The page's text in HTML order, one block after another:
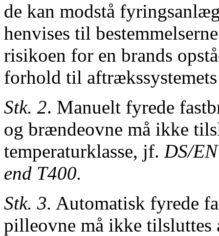
de kan modstå
henvises til
risikoen for en brands
forhold til
Stk. 2. Manuelt fyrede
og brændeovne må ikke
temperaturklasse, jf. DS/
end T400.
Stk. 3. Automatisk fyrede
pilleovne må ikke tilsluttes